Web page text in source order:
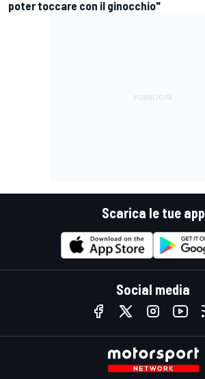
poter toccare con il ginocchio"
Scarica le tue app
Social media